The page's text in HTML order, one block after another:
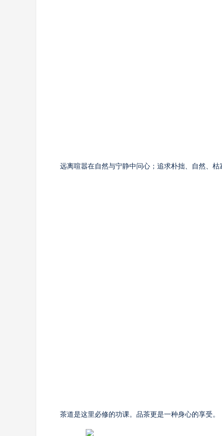
远离喧嚣在自然与宁静中问心；追求朴拙、自然、
茶道是这里必修的功课。品茶更是一种身心的享受。